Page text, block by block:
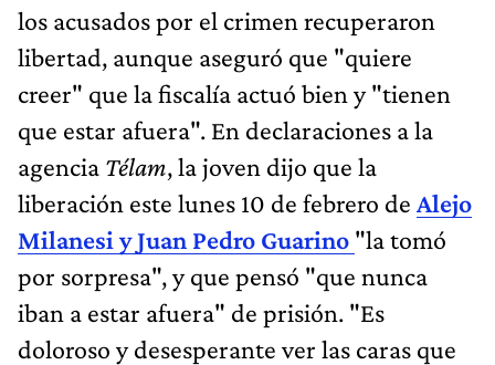
los acusados por el crimen recuperaron
libertad, aunque aseguró que "quiere
creer" que la fiscalía actuó bien y "tienen
que estar afuera". En declaraciones a la
agencia Télam, la joven dijo que la
liberación este lunes 10 de febrero de Alejo
Milanesi y Juan Pedro Guarino "la tomó
por sorpresa", y que pensó "que nunca
iban a estar afuera" de prisión. "Es
doloroso y desesperante ver las caras que